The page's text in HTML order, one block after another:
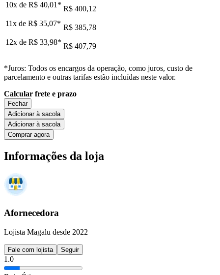
10x de R$ 40,01* R$ 400,12
11x de R$ 35,07* R$ 385,78
12x de R$ 33,98* R$ 407,79
*Juros: Todos os encargos da operação, como juros, custo de
parcelamento e outras tarifas estão incluídas neste valor.
Calcular frete e prazo
Fechar
Adicionar à sacola
Adicionar à sacola
Comprar agora
Informações da loja
Afornecedora
Lojista Magalu desde 2022
Fale com lojista Seguir
1.0